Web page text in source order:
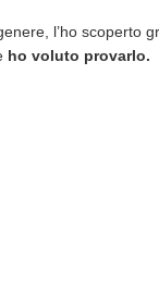
per
il
tuo
l’ho scoperto
ho voluto provarlo.